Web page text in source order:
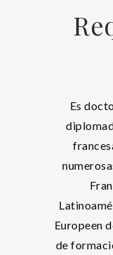
Es
Europeen
de